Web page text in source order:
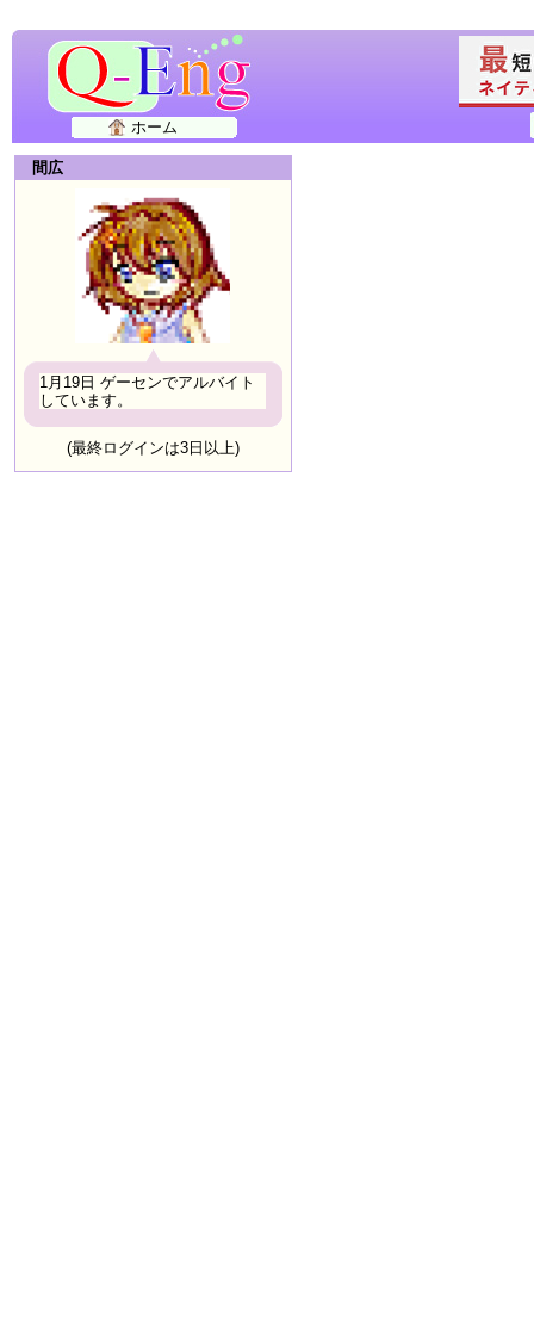
ホーム
間広
1月19日 ゲーセンでアルバイト
しています。
(最終ログインは3日以上)